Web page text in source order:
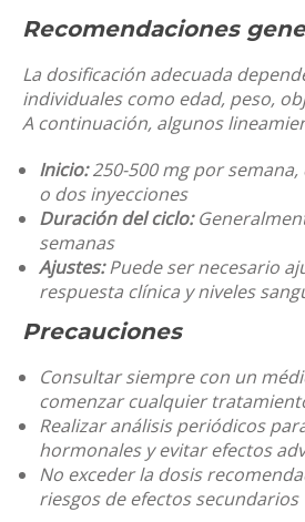
Recomendaciones
La dosificación adecuada
individuales como edad, peso,
A continuación, algunos
Inicio:250-500 mg por
o dos inyecciones
Duración del ciclo:
semanas
Ajustes:Puede ser necesario
respuesta clínica y niveles
Precauciones
Consultar siempre con un
comenzar cualquier
Realizar análisis periódicos
hormonales y evitar efectos
No exceder la dosis
riesgos de efectos secundarios